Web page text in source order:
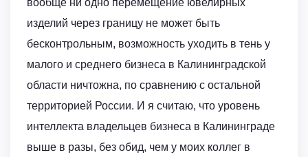
изделий через границу не может быть
бесконтрольным, возможность уходить в тень у
малого и среднего бизнеса в Калининградской
области ничтожна, по сравнению с остальной
территорией России. И я считаю, что уровень
интеллекта владельцев бизнеса в Калининграде
выше в разы, без обид, чем у моих коллег в